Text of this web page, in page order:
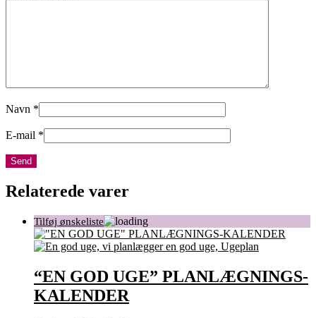
Navn *
E-mail *
Relaterede varer
“EN GOD UGE” PLANLÆGNINGS-
KALENDER